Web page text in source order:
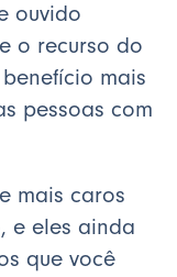
ouvido
o recurso do
mais
pessoas com
mais caros
e eles ainda
que você